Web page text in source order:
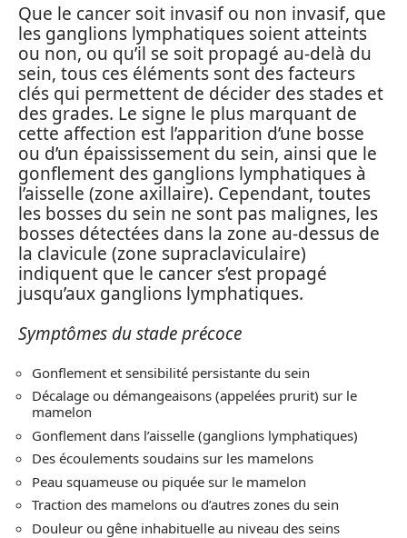
Que le cancer soit invasif ou non invasif, que
les ganglions lymphatiques soient atteints
ou non, ou qu’il se soit propagé au-delà du
sein, tous ces éléments sont des facteurs
clés qui permettent de décider des stades et
des grades. Le signe le plus marquant de
cette affection est l’apparition d’une bosse
ou d’un épaississement du sein, ainsi que le
gonflement des ganglions lymphatiques à
l’aisselle (zone axillaire). Cependant, toutes
les bosses du sein ne sont pas malignes, les
bosses détectées dans la zone au-dessus de
la clavicule (zone supraclaviculaire)
indiquent que le cancer s’est propagé
jusqu’aux ganglions lymphatiques.
Symptômes du stade précoce
Gonflement et sensibilité persistante du sein
Décalage ou démangeaisons (appelées prurit) sur le
mamelon
Gonflement dans l’aisselle (ganglions lymphatiques)
Des écoulements soudains sur les mamelons
Peau squameuse ou piquée sur le mamelon
Traction des mamelons ou d’autres zones du sein
Douleur ou gêne inhabituelle au niveau des seins